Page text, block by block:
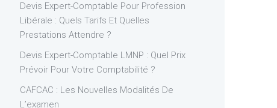
Devis Expert-Comptable Pour Profession
Libérale : Quels Tarifs Et Quelles
Prestations Attendre ?
Devis Expert-Comptable LMNP : Quel Prix
Prévoir Pour Votre Comptabilité ?
CAFCAC : Les Nouvelles Modalités De
L’examen